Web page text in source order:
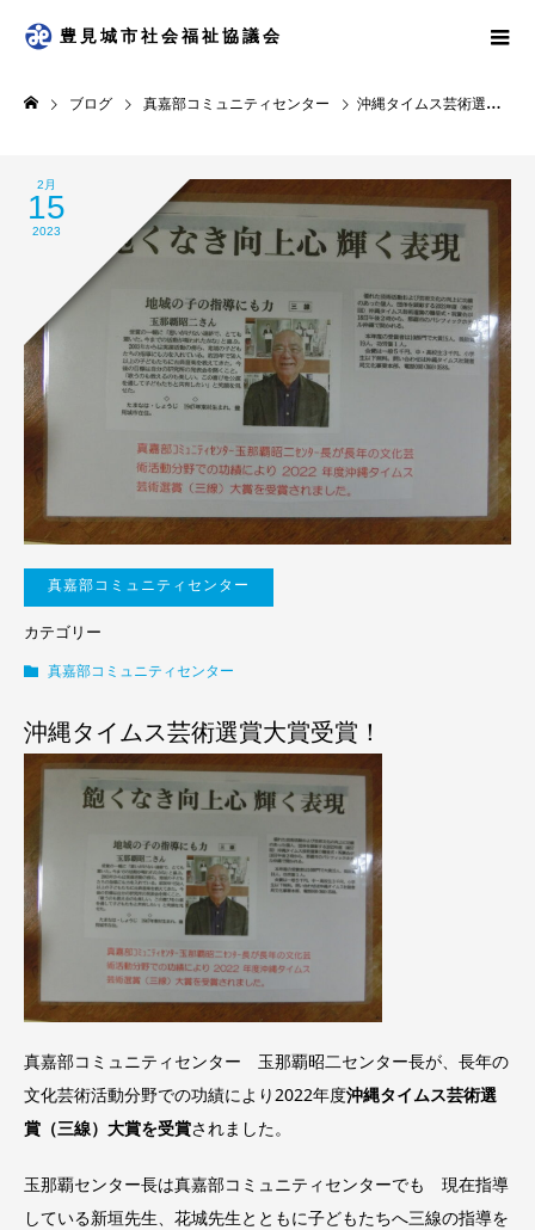
豊見城市社会福祉協議会
ブログ 真嘉部コミュニティセンター 沖縄タイムス芸術選賞大賞受賞！
2月
15
2023
真嘉部コミュニティセンター
カテゴリー
真嘉部コミュニティセンター
沖縄タイムス芸術選賞大賞受賞！
真嘉部コミュニティセンター 玉那覇昭二センター長が、長年の
文化芸術活動分野での功績により2022年度沖縄タイムス芸術選
賞（三線）大賞を受賞されました。
玉那覇センター長は真嘉部コミュニティセンターでも 現在指導
している新垣先生、花城先生とともに子どもたちへ三線の指導を